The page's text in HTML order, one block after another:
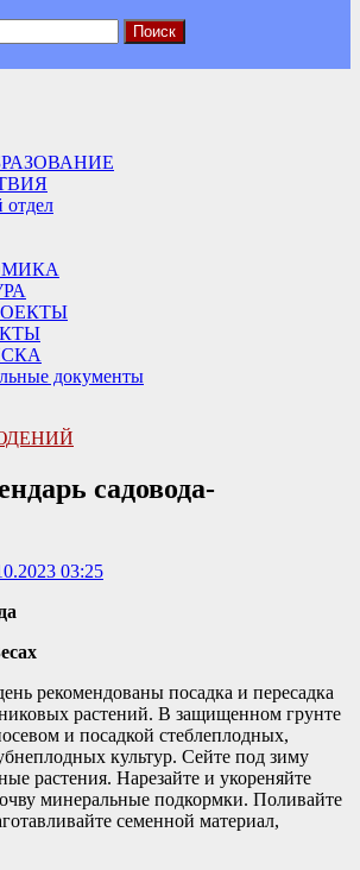
документы
садовода-
03:25
рекомендованы посадка и пересадка
растений. В защищенном грунте
и посадкой стеблеплодных,
культур. Сейте под зиму
растения. Нарезайте и укореняйте
минеральные подкормки. Поливайте
семенной материал,